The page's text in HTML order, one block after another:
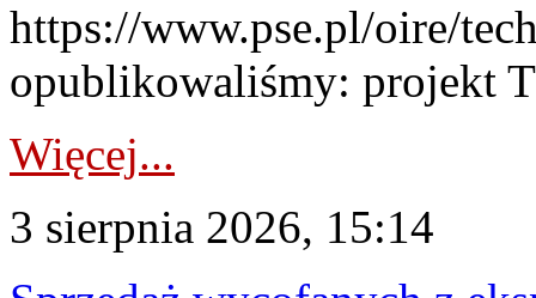
https://www.pse.pl/oire/
opublikowaliśmy: projekt
Więcej...
3 sierpnia 2026, 15:14